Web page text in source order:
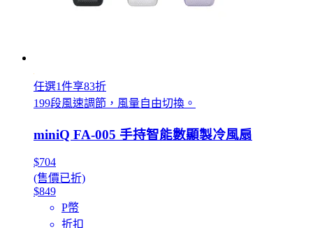
任選1件享83折
199段風速調節，風量自由切換。
miniQ FA-005 手持智能數顯製冷風扇
$704
(售價已折)
$849
P幣
折扣